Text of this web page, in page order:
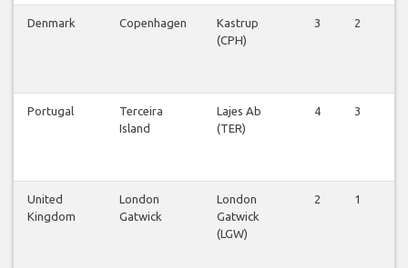
Denmark Copenhagen
Kastrup
(CPH)
3 2
Portugal
Terceira
Island
Lajes Ab
(TER)
4 3
United
Kingdom
London
Gatwick
London
Gatwick
(LGW)
2 1